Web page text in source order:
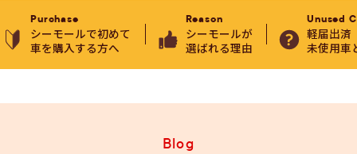
Purchase
シーモールで初めて
車を購入する方へ
Reason
シーモールが
選ばれる理由
Unused
軽届出済
未使用車
Blog